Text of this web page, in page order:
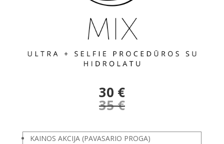
30 €
35€
KAINOS AKCIJA (PAVASARIO PROGA)